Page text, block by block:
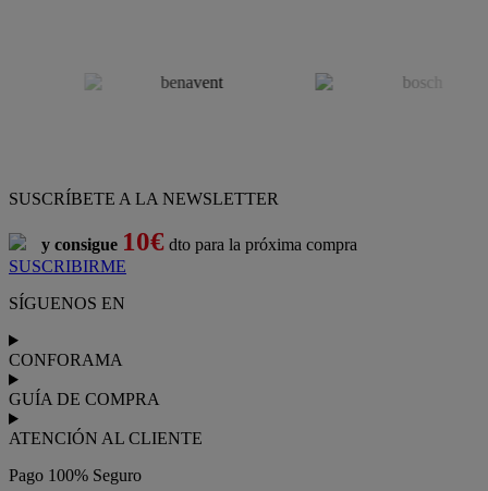
SUSCRÍBETE A LA NEWSLETTER
y consigue 10€ dto para la próxima compra
SUSCRIBIRME
SÍGUENOS EN
CONFORAMA
GUÍA DE COMPRA
ATENCIÓN AL CLIENTE
Pago 100% Seguro